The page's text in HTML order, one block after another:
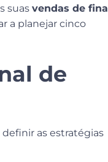
suas vendas de final
a planejar cinco
de
definir as estratégias